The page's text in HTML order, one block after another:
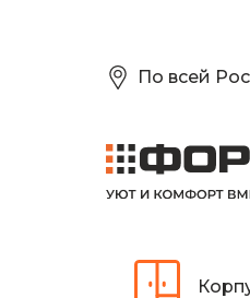
По всей